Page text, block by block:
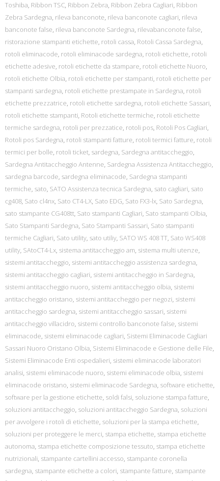
Toshiba, Ribbon TSC, Ribbon Zebra, Ribbon Zebra Cagliari, Ribbon
Zebra Sardegna, rileva banconote, rileva banconote cagliari, rileva
banconote false, rileva banconote Sardegna, rilevabanconote false,
ristorazione stampanti etichette, rotoli cassa, Rotoli Cassa Sardegna,
rotoli eliminacode, rotoli eliminacode sardegna, rotoli etichette, rotoli
etichette adesive, rotoli etichette da stampare, rotoli etichette Nuoro,
rotoli etichette Olbia, rotoli etichette per stampanti, rotoli etichette per
stampanti sardegna, rotoli etichette prestampate in Sardegna, rotoli
etichette prezzatrice, rotoli etichette sardegna, rotoli etichette Sassari,
rotoli etichette stampanti, Rotoli etichette termiche, rotoli etichette
termiche sardegna, rotoli per prezzatice, rotoli pos, Rotoli Pos Cagliari,
Rotoli pos Sardegna, rotoli stampanti fatture, rotoli termici fatture, rotoli
termici per bolle, rotoli ticket, sardegna, Sardegna antitaccheggio,
Sardegna Antitaccheggio Antenne, Sardegna Assistenza Antitaccheggio,
sardegna barcode, sardegna eliminacode, Sardegna stampanti
termiche, sato, SATO Assistenza tecnica Sardegna, sato cagliari, sato
cg408, Sato cl4nx, Sato CT4-LX, Sato EDG, Sato FX3-lx, Sato Sardegna,
sato stampante CG408tt, Sato stampanti Cagliari, Sato stampanti Olbia,
Sato Stampanti Sardegna, Sato Stampanti Sassari, Sato stampanti
termiche Cagliari, Sato utility, sato utiliy, SATO WS 408 TT, Sato WS408
utility, SAtoCT4-Lx, sistema antitaccheggio am, sistema multi utenze,
sistemi antitaccheggio, sistemi antitaccheggio assistenza sardegna,
sistemi antitaccheggio cagliari, sistemi antitaccheggio in Sardegna,
sistemi antitaccheggio nuoro, sistemi antitaccheggio olbia, sistemi
antitaccheggio oristano, sistemi antitaccheggio per negozi, sistemi
antitaccheggio sardegna, sistemi antitaccheggio sassari, sistemi
antitaccheggio villacidro, sistemi controllo banconote false, sistemi
eliminacode, sistemi eliminacode cagliari, Sistemi Eliminacode Cagliari
Sassari Nuoro Oristano Olbia, Sistemi Eliminacode e Gestione delle File,
Sistemi Eliminacode Enti ospedalieri, sistemi eliminacode laboratori
analisi, sistemi eliminacode nuoro, sistemi eliminacode olbia, sistemi
eliminacode oristano, sistemi eliminacode Sardegna, software etichette,
software per la gestione etichette, soldi falsi, soluzione stampa fatture,
soluzioni antitaccheggio, soluzioni antitaccheggio Sardegna, soluzioni
per avvolgere i rotoli di etichette, soluzioni per la stampa etichette,
soluzioni per proteggere le merci, stampa etichette, stampa etichette
autonoma, stampa etichette composizione tessuto, stampa etichette
nutrizionali, stampante cartellini accesso, stampante coronella
sardegna, stampante etichette a colori, stampante fatture, stampante